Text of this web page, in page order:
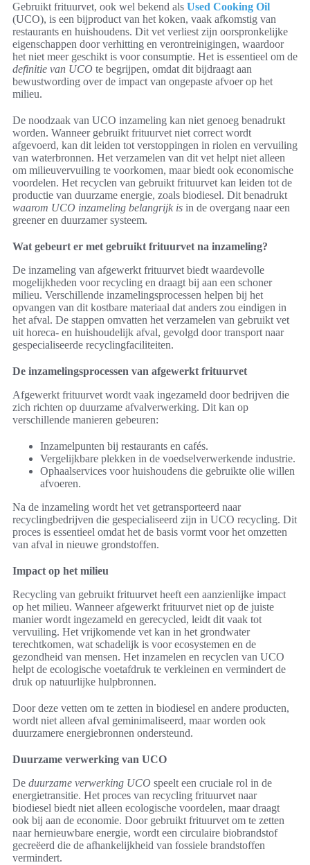
Gebruikt frituurvet, ook wel bekend als Used Cooking Oil
(UCO), is een bijproduct van het koken, vaak afkomstig van
restaurants en huishoudens. Dit vet verliest zijn oorspronkelijke
eigenschappen door verhitting en verontreinigingen, waardoor
het niet meer geschikt is voor consumptie. Het is essentieel om de
definitie van UCO te begrijpen, omdat dit bijdraagt aan
bewustwording over de impact van ongepaste afvoer op het
milieu.
De noodzaak van UCO inzameling kan niet genoeg benadrukt
worden. Wanneer gebruikt frituurvet niet correct wordt
afgevoerd, kan dit leiden tot verstoppingen in riolen en vervuiling
van waterbronnen. Het verzamelen van dit vet helpt niet alleen
om milieuvervuiling te voorkomen, maar biedt ook economische
voordelen. Het recyclen van gebruikt frituurvet kan leiden tot de
productie van duurzame energie, zoals biodiesel. Dit benadrukt
waarom UCO inzameling belangrijk is in de overgang naar een
greener en duurzamer systeem.
Wat gebeurt er met gebruikt frituurvet na inzameling?
De inzameling van afgewerkt frituurvet biedt waardevolle
mogelijkheden voor recycling en draagt bij aan een schoner
milieu. Verschillende inzamelingsprocessen helpen bij het
opvangen van dit kostbare materiaal dat anders zou eindigen in
het afval. De stappen omvatten het verzamelen van gebruikt vet
uit horeca- en huishoudelijk afval, gevolgd door transport naar
gespecialiseerde recyclingfaciliteiten.
De inzamelingsprocessen van afgewerkt frituurvet
Afgewerkt frituurvet wordt vaak ingezameld door bedrijven die
zich richten op duurzame afvalverwerking. Dit kan op
verschillende manieren gebeuren:
Inzamelpunten bij restaurants en cafés.
Vergelijkbare plekken in de voedselverwerkende industrie.
Ophaalservices voor huishoudens die gebruikte olie willen
afvoeren.
Na de inzameling wordt het vet getransporteerd naar
recyclingbedrijven die gespecialiseerd zijn in UCO recycling. Dit
proces is essentieel omdat het de basis vormt voor het omzetten
van afval in nieuwe grondstoffen.
Impact op het milieu
Recycling van gebruikt frituurvet heeft een aanzienlijke impact
op het milieu. Wanneer afgewerkt frituurvet niet op de juiste
manier wordt ingezameld en gerecycled, leidt dit vaak tot
vervuiling. Het vrijkomende vet kan in het grondwater
terechtkomen, wat schadelijk is voor ecosystemen en de
gezondheid van mensen. Het inzamelen en recyclen van UCO
helpt de ecologische voetafdruk te verkleinen en vermindert de
druk op natuurlijke hulpbronnen.
Door deze vetten om te zetten in biodiesel en andere producten,
wordt niet alleen afval geminimaliseerd, maar worden ook
duurzamere energiebronnen ondersteund.
Duurzame verwerking van UCO
De duurzame verwerking UCO speelt een cruciale rol in de
energietransitie. Het proces van recycling frituurvet naar
biodiesel biedt niet alleen ecologische voordelen, maar draagt
ook bij aan de economie. Door gebruikt frituurvet om te zetten
naar hernieuwbare energie, wordt een circulaire biobrandstof
gecreëerd die de afhankelijkheid van fossiele brandstoffen
vermindert.